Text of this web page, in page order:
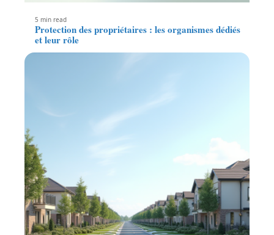
5 min read
Protection des propriétaires : les organismes dédiés
et leur rôle